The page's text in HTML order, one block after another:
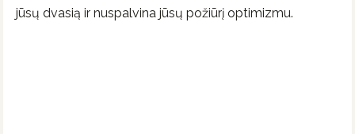
jūsų dvasią ir nuspalvina jūsų požiūrį optimizmu.